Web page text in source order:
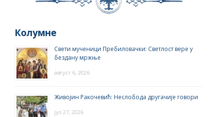
Колумне
Свети мученици Пребиловачки: Светлост вере у
бездану мржње
август 6, 2026
Живојин Ракочевић: Неслобода другачије говори
јул 27, 2026